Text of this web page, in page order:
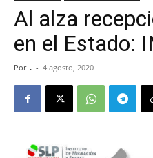
Al alza
en el Estado:
Por . - 4 agosto, 2020